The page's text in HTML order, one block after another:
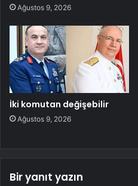
Ağustos 9, 2026
İki komutan değişebilir
Ağustos 9, 2026
Bir yanıt yazın